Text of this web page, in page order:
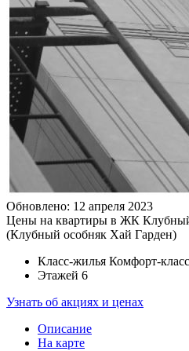
Обновлено: 12 апреля 2023
Цены на квартиры в ЖК
(Клубный особняк Хай Гарден)
Класс-жилья Комфорт-класс
Этажей 6
Узнать об акциях и ценах
Описание
На карте